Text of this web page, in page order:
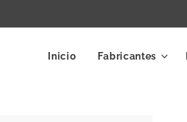
Inicio Fabricantes